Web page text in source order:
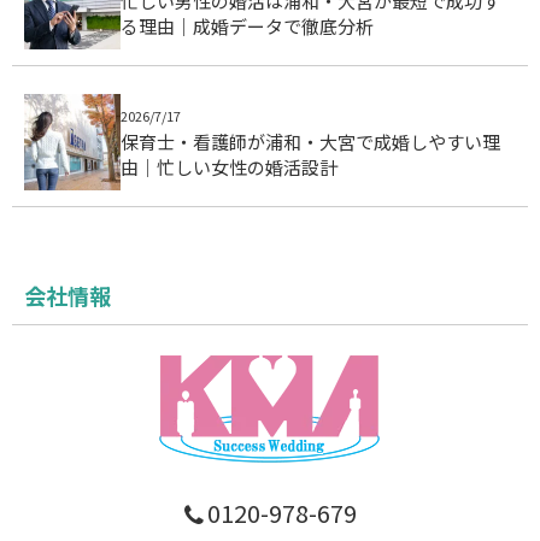
る理由｜成婚データで徹底分析
2026/7/17
保育士・看護師が浦和・大宮で成婚しやすい理
由｜忙しい女性の婚活設計
会社情報
0120-978-679